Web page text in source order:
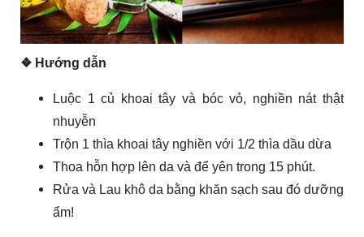
❖ Hướng dẫn
Luộc 1 củ khoai tây và bóc vỏ, nghiền nát thật
nhuyễn
Trộn 1 thìa khoai tây nghiền với 1/2 thìa dầu dừa
Thoa hỗn hợp lên da và để yên trong 15 phút.
Rửa và Lau khô da bằng khăn sạch sau đó dưỡng
ẩm!